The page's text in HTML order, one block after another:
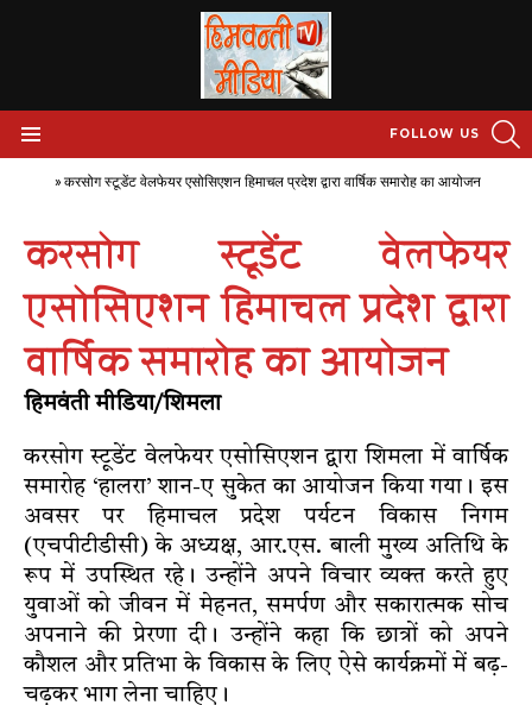
FOLLOW US
» करसोग स्टूडेंट वेलफेयर एसोसिएशन हिमाचल प्रदेश द्वारा वार्षिक समारोह का आयोजन
करसोग स्टूडेंट वेलफेयर
एसोसिएशन हिमाचल प्रदेश द्वारा
वार्षिक समारोह का आयोजन
हिमवंती मीडिया/शिमला
करसोग स्टूडेंट वेलफेयर एसोसिएशन द्वारा शिमला में वार्षिक
समारोह ‘हालरा’ शान-ए सुकेत का आयोजन किया गया। इस
अवसर पर हिमाचल प्रदेश पर्यटन विकास निगम
(एचपीटीडीसी) के अध्यक्ष, आर.एस. बाली मुख्य अतिथि के
रूप में उपस्थित रहे। उन्होंने अपने विचार व्यक्त करते हुए
युवाओं को जीवन में मेहनत, समर्पण और सकारात्मक सोच
अपनाने की प्रेरणा दी। उन्होंने कहा कि छात्रों को अपने
कौशल और प्रतिभा के विकास के लिए ऐसे कार्यक्रमों में बढ़-
चढ़कर भाग लेना चाहिए।